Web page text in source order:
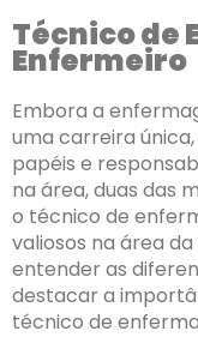
Técnico de
Enfermeiro
Embora a
uma carreira
papéis e
na área, duas das
o técnico de
valiosos na área
entender as
destacar a
técnico de